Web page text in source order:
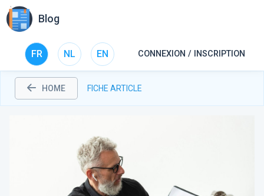
Blog
FR NL EN CONNEXION / INSCRIPTION
HOME FICHE ARTICLE